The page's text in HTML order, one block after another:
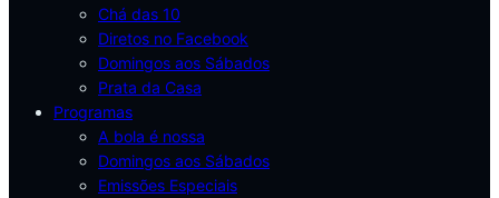
Chá das 10
Diretos no Facebook
Domingos aos Sábados
Prata da Casa
Programas
A bola é nossa
Domingos aos Sábados
Emissões Especiais